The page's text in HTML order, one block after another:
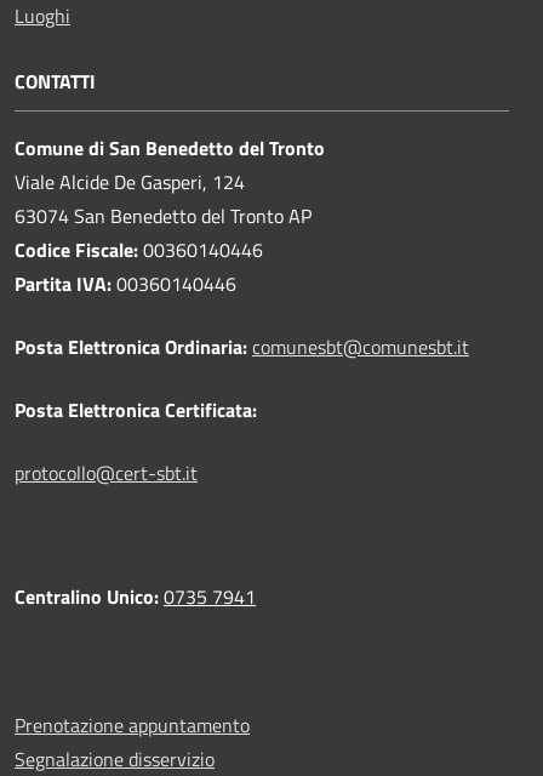
Luoghi
CONTATTI
Comune di San Benedetto del Tronto
Viale Alcide De Gasperi, 124
63074 San Benedetto del Tronto AP
Codice Fiscale:00360140446
Partita IVA:00360140446
Posta Elettronica Ordinaria:comunesbt@comunesbt.it
Posta Elettronica Certificata:
protocollo@cert-sbt.it
Centralino Unico:0735 7941
Prenotazione appuntamento
Segnalazione disservizio